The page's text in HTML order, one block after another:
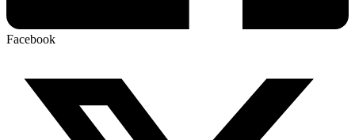
Facebook